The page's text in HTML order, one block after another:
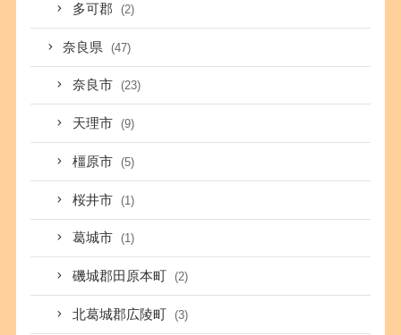
多可郡 (2)
奈良県 (47)
奈良市 (23)
天理市 (9)
橿原市 (5)
桜井市 (1)
葛城市 (1)
磯城郡田原本町 (2)
北葛城郡広陵町 (3)